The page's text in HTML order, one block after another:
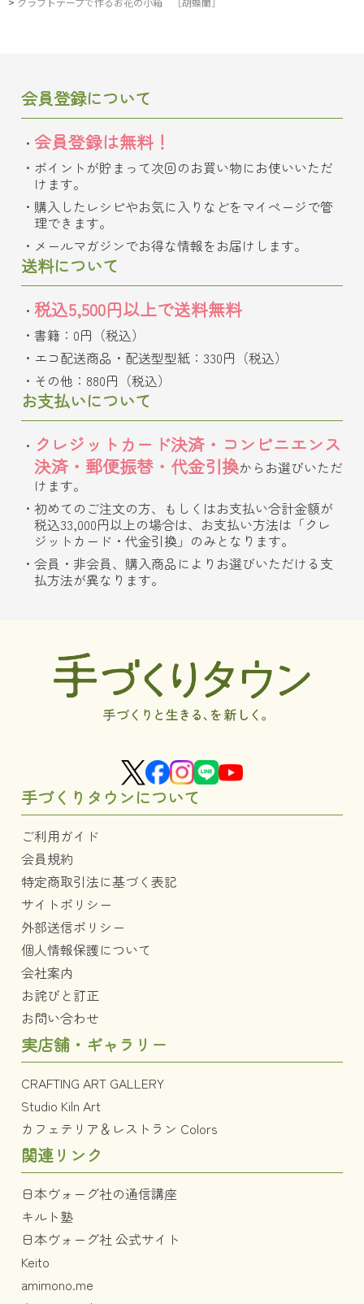
会員登録について
会員登録は無料！
ポイントが貯まって次回のお買い物にお使いいただ
けます。
購入したレシピやお気に入りなどをマイページで管
理できます。
メールマガジンでお得な情報をお届けします。
送料について
税込5,500円以上で送料無料
書籍：0円（税込）
エコ配送商品・配送型型紙：330円（税込）
その他：880円（税込）
お支払いについて
クレジットカード決済・コンビニエンス
決済・郵便振替・代金引換からお選びいただ
けます。
初めてのご注文の方、もしくはお支払い合計金額が
税込33,000円以上の場合は、お支払い方法は「クレ
ジットカード・代金引換」のみとなります。
会員・非会員、購入商品によりお選びいただける支
払方法が異なります。
手づくりタウンについて
ご利用ガイド
会員規約
特定商取引法に基づく表記
サイトポリシー
外部送信ポリシー
個人情報保護について
会社案内
お詫びと訂正
お問い合わせ
実店舗・ギャラリー
CRAFTING ART GALLERY
Studio Kiln Art
カフェテリア＆レストラン Colors
関連リンク
日本ヴォーグ社の通信講座
キルト塾
日本ヴォーグ社 公式サイト
Keito
amimono.me